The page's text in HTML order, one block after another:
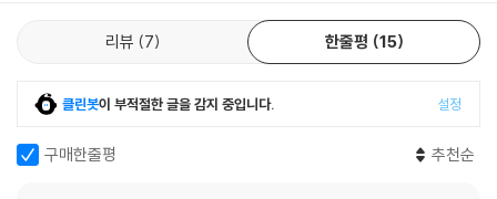
리뷰 7 한줄평 15
클린봇이 부적절한 글을 감지 중입니다. 설정
구매한줄평 추천순